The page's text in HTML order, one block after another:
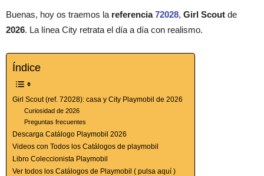
Buenas, hoy os traemos la referencia72028, Girl Scout de
2026. La línea City retrata el día a día con realismo.
Índice
Girl Scout (ref. 72028): casa y City Playmobil de 2026
Curiosidad de 2026
Preguntas frecuentes
Descarga Catálogo Playmobil 2026
Videos con Todos los Catálogos de playmobil
Libro Coleccionista Playmobil
Ver todos los Catálogos de Playmobil ( pulsa aquí )